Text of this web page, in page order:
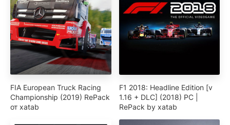
FIA European Truck Racing
Championship (2019) RePack
от xatab
F1 2018: Headline Edition [v
1.16 + DLC] (2018) PC |
RePack by xatab